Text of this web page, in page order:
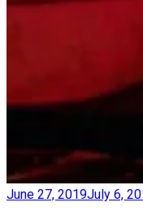
Posted
June 27, 2019July 6,